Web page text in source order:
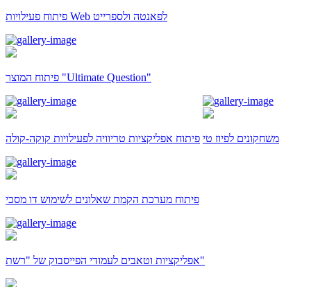
פיתוח פעילויות Web לפאנטה ולספרייט
פיתוח המוצר "Ultimate Question"
פיתוח אפליקציות טריוויה לפעילויות קוקה-קולה משחקונים לפיוז טי
פיתוח מערכת הקמת שאלונים לשימוש דו מסכי
אפליקציות וטאבים לעמודי הפייסבוק של "רשת"